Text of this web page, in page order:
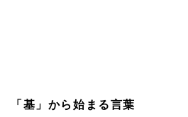
「基」から始まる言葉